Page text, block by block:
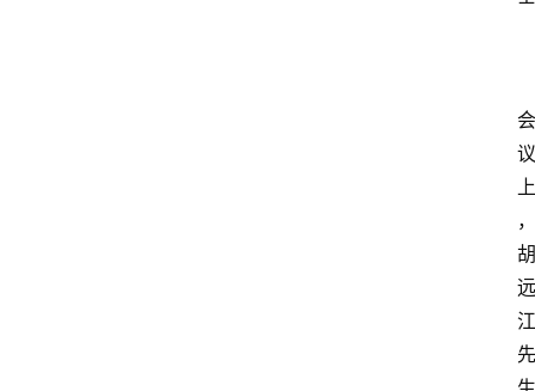
会
议
上
，
胡
远
江
先